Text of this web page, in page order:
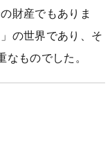
財産でもありま
の世界であり、そ
ものでした。